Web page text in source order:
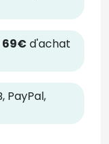
69€ d'achat
PayPal,